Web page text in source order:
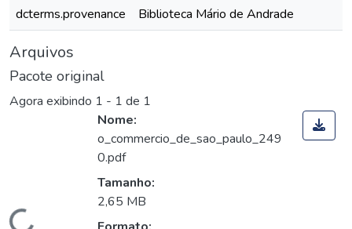
dcterms.provenance
Biblioteca Mário de Andrade
Arquivos
Pacote original
Agora exibindo 1 - 1 de 1
Nome:
o_commercio_de_sao_paulo_249
0.pdf
Tamanho:
2,65 MB